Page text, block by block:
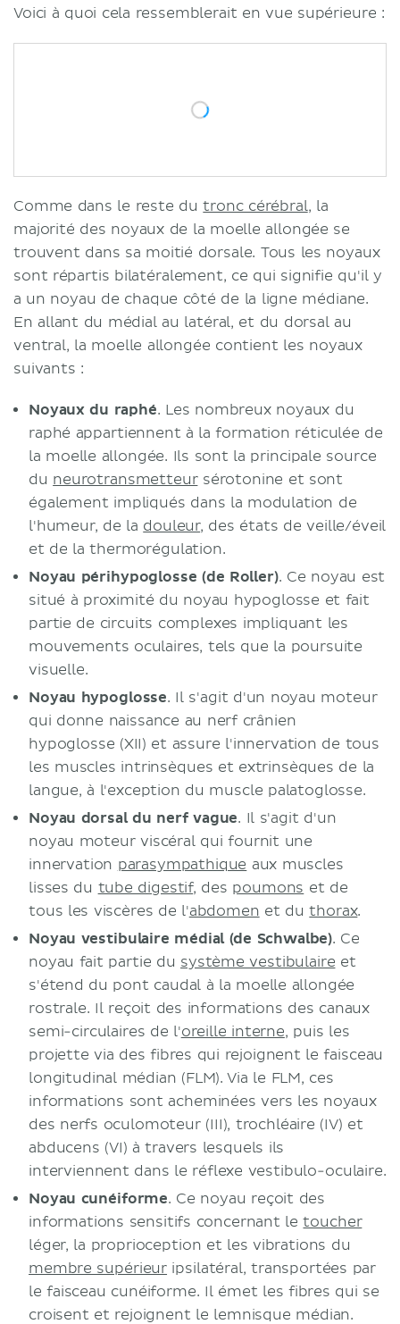
Voici à quoi cela ressemblerait en vue supérieure :
Comme dans le reste dutronc cérébral, la
majorité des noyaux de la moelle allongée se
trouvent dans sa moitié dorsale. Tous les noyaux
sont répartis bilatéralement, ce qui signifie qu'il y
a un noyau de chaque côté de la ligne médiane.
En allant du médial au latéral, et du dorsal au
ventral, la moelle allongée contient les noyaux
suivants :
Noyaux du raphé. Les nombreux noyaux du
raphé appartiennent à la formation réticulée de
la moelle allongée. Ils sont la principale source
du neurotransmetteursérotonine et sont
également impliqués dans la modulation de
l'humeur, de la douleur, des états de veille/éveil
et de la thermorégulation.
Noyau périhypoglosse (de Roller). Ce noyau est
situé à proximité du noyau hypoglosse et fait
partie de circuits complexes impliquant les
mouvements oculaires, tels que la poursuite
visuelle.
Noyau hypoglosse. Il s'agit d'un noyau moteur
qui donne naissance au nerf crânien
hypoglosse (XII) et assure l'innervation de tous
les muscles intrinsèques et extrinsèques de la
langue, à l'exception du muscle palatoglosse.
Noyau dorsal du nerf vague. Il s'agit d'un
noyau moteur viscéral qui fournit une
innervation parasympathique aux muscles
lisses du tube digestif, des poumons et de
tous les viscères de l'abdomen et duthorax.
Noyau vestibulaire médial (de Schwalbe). Ce
noyau fait partie du système vestibulaire et
s'étend du pont caudal à la moelle allongée
rostrale. Il reçoit des informations des canaux
semi-circulaires de l'oreille interne, puis les
projette via des fibres qui rejoignent le faisceau
longitudinal médian (FLM). Via le FLM, ces
informations sont acheminées vers les noyaux
des nerfs oculomoteur (III), trochléaire (IV) et
abducens (VI) à travers lesquels ils
interviennent dans le réflexe vestibulo-oculaire.
Noyau cunéiforme. Ce noyau reçoit des
informations sensitifs concernant letoucher
léger, la proprioception et les vibrations du
membre supérieur ipsilatéral, transportées par
le faisceau cunéiforme. Il émet les fibres qui se
croisent et rejoignent le lemnisque médian.